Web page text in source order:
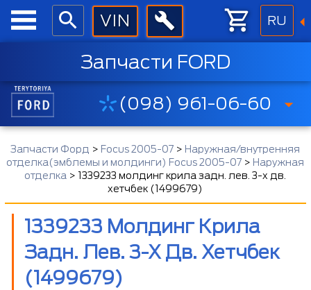
RU
Запчасти FORD
(098) 961-06-60
Запчасти Форд > Focus 2005-07 > Наружная/внутренняя
отделка(эмблемы и молдинги) Focus 2005-07 > Наружная
отделка > 1339233 молдинг крила задн. лев. 3-х дв.
хетчбек (1499679)
1339233 Молдинг Крила
Задн. Лев. 3-Х Дв. Хетчбек
(1499679)